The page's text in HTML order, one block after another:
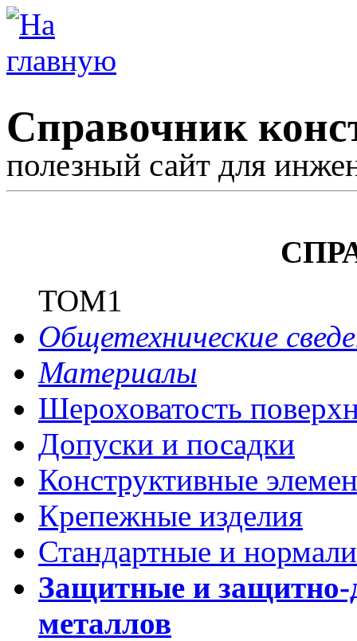
Справочник
полезный сайт для
ТОМ1
Общетехнические
Материалы
Шероховатость
Допуски и посадки
Конструктивные
Крепежные изделия
Стандартные и
Защитные и защитно-
металлов